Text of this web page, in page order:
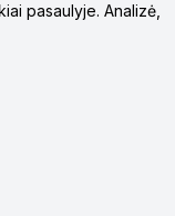
pasaulyje. Analizė,